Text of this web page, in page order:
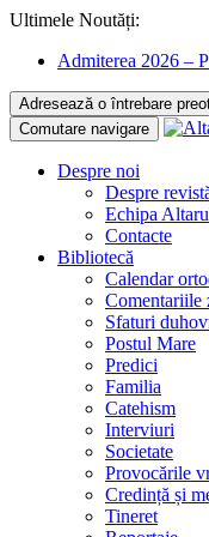
Ultimele Noutăți:
Admiterea 2026 –
Adresează o întrebare
Comutare navigare
Despre noi
Despre
Echipa
Contacte
Bibliotecă
Calendar
Comentariile
Sfaturi
Postul Mare
Predici
Familia
Catehism
Interviuri
Societate
Provocările
Credință și
Tineret